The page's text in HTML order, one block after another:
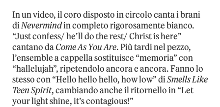
In un video, il coro disposto in circolo canta i brani
diNevermindin completo rigorosamente bianco.
“Just confess/ he’ll do the rest/ Christ is here”
cantano daCome As You Are. Più tardi nel pezzo,
l’ensemble a cappella sostituisce “memoria” con
“hallelujah”, ripetendolo ancora e ancora. Fanno lo
stesso con “Hello hello hello, how low” diSmells Like
Teen Spirit, cambiando anche il ritornello in “Let
your light shine, it’s contagious!”